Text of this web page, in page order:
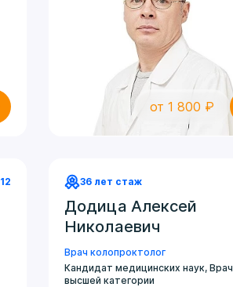
от 1 800 ₽
12 36 лет стаж
Додица Алексей
Николаевич
Врач колопроктолог
Кандидат медицинских наук, Врач
высшей категории